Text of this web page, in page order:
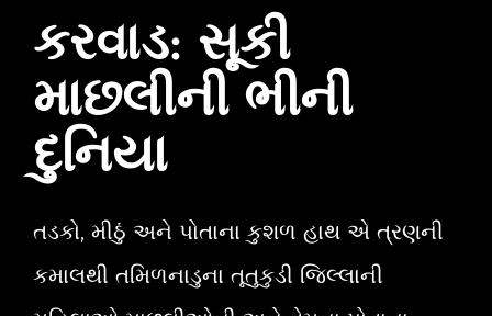
કરવાડ: સૂકી
માછલીની ભીની
દુનિયા
તડકો, મીઠું અને પોતાના કુશળ હાથ એ ત્રણની
કમાલથી તમિળનાડુના તૂતુકુડી જિલ્લાની